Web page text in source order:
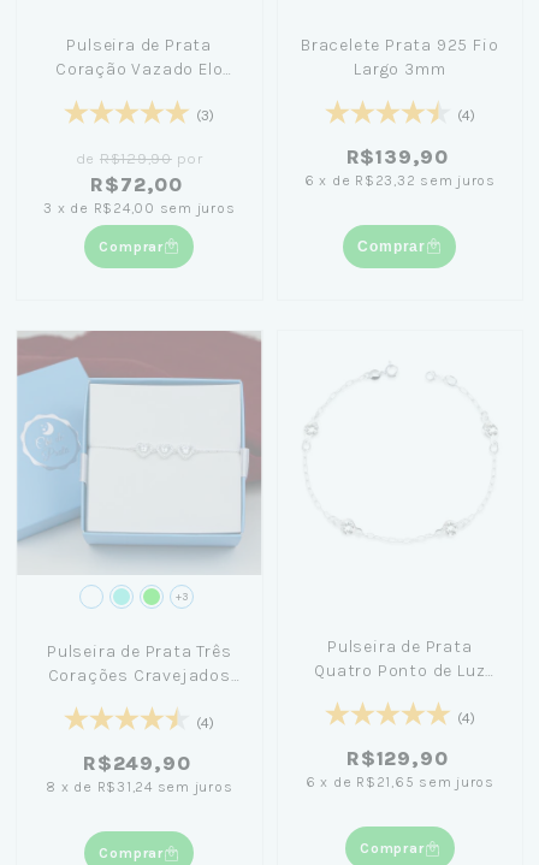
Pulseira de Prata
Coração Vazado Elo
(3)
de R$129,90por
R$72,00
3 x de R$24,00 sem juros
Comprar
Bracelete Prata 925 Fio
Largo 3mm
(4)
R$139,90
6 x de R$23,32 sem juros
Comprar
+3
Pulseira de Prata Três
Corações Cravejados
(4)
R$249,90
8 x de R$31,24 sem juros
Comprar
Pulseira de Prata
Quatro Ponto de Luz
(4)
R$129,90
6 x de R$21,65 sem juros
Comprar